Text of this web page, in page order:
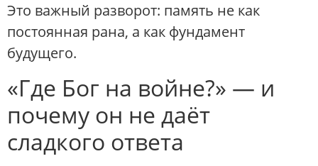
Это важный разворот: память не как
постоянная рана, а как фундамент
будущего.
«Где Бог на войне?» — и
почему он не даёт
сладкого ответа